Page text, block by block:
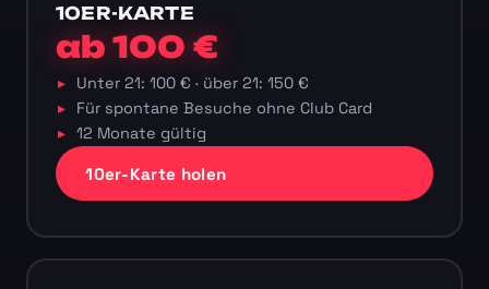
10ER-KARTE
ab 100 €
Unter 21: 100 € · über 21: 150 €
Für spontane Besuche ohne Club Card
12 Monate gültig
10er-Karte holen